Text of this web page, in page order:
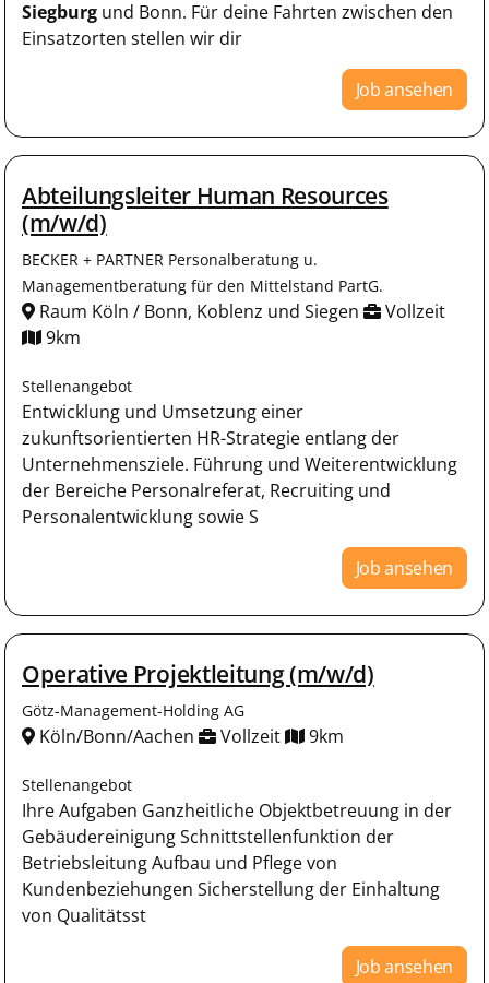
Siegburg und Bonn. Für deine Fahrten zwischen den
Einsatzorten stellen wir dir
Job ansehen
Abteilungsleiter Human Resources
(m/w/d)
BECKER + PARTNER Personalberatung u.
Managementberatung für den Mittelstand PartG.
Raum Köln / Bonn, Koblenz und Siegen
Vollzeit
9km
Stellenangebot
Entwicklung und Umsetzung einer
zukunftsorientierten HR-Strategie entlang der
Unternehmensziele. Führung und Weiterentwicklung
der Bereiche Personalreferat, Recruiting und
Personalentwicklung sowie S
Job ansehen
Operative Projektleitung (m/w/d)
Götz-Management-Holding AG
Köln/Bonn/Aachen Vollzeit 9km
Stellenangebot
Ihre Aufgaben Ganzheitliche Objektbetreuung in der
Gebäudereinigung Schnittstellenfunktion der
Betriebsleitung Aufbau und Pflege von
Kundenbeziehungen Sicherstellung der Einhaltung
von Qualitätsst
Job ansehen